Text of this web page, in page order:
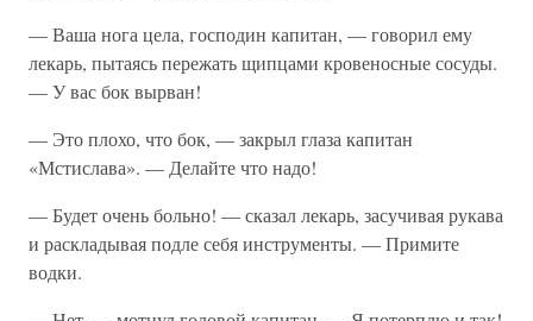
— Ваша нога цела, господин капитан, — говорил ему
лекарь, пытаясь пережать щипцами кровеносные сосуды.
— У вас бок вырван!
— Это плохо, что бок, — закрыл глаза капитан
«Мстислава». — Делайте что надо!
— Будет очень больно! — сказал лекарь, засучивая рукава
и раскладывая подле себя инструменты. — Примите
водки.